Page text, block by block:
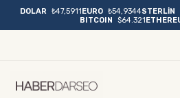
DOLAR ₺47,5911EURO ₺54,9344STERLİN
BITCOIN
$64.321